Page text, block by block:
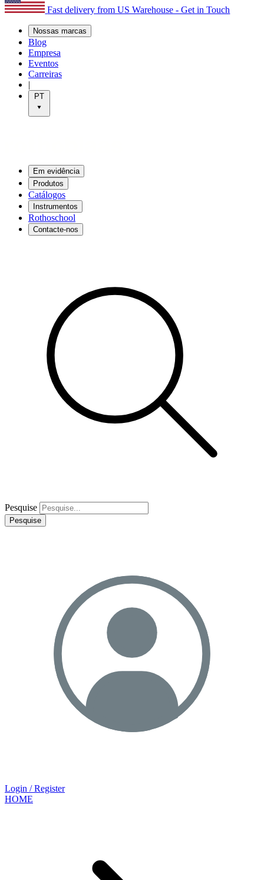
Fast delivery from US Warehouse - Get in Touch
Nossas marcas
Blog
Empresa
Eventos
Carreiras
|
PT
Em evidência
Produtos
Catálogos
Instrumentos
Rothoschool
Contacte-nos
Pesquise
Pesquise
Login / Register
HOME